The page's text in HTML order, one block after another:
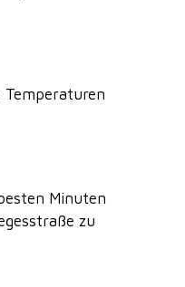
Minuten
zu